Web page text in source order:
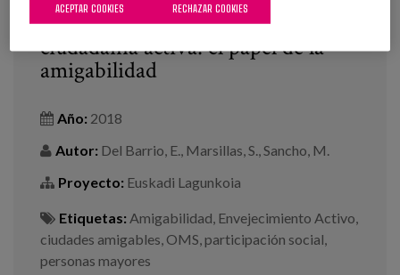
Del envejecimiento activo a la
ciudadanía activa: el papel de la
amigabilidad
Año: 2018
Autor: Del Barrio, E., Marsillas, S., Sancho, M.
Proyecto: Euskadi Lagunkoia
Etiquetas: Amigabilidad, Envejecimiento Activo,
ciudades amigables, OMS,participación social,
personas mayores
RECHAZAR COOKIES
ACEPTAR COOKIES